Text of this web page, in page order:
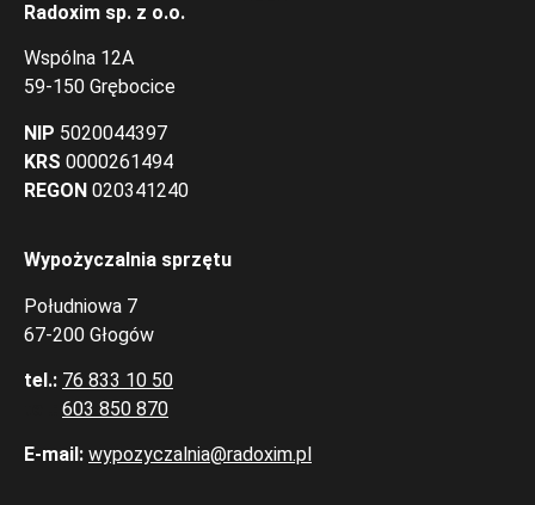
Radoxim sp. z o.o.
Wspólna 12A
59-150 Grębocice
NIP 5020044397
KRS 0000261494
REGON 020341240
Wypożyczalnia sprzętu
Południowa 7
67-200 Głogów
tel.: 76 833 10 50
603 850 870
E-mail: wypozyczalnia@radoxim.pl